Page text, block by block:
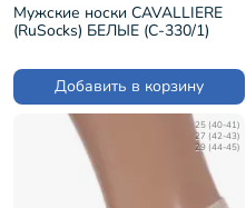
Мужские носки CAVALLIERE
(RuSocks) БЕЛЫЕ (С-330/1)
Добавить в корзину
25 (40-41)
27 (42-43)
29 (44-45)